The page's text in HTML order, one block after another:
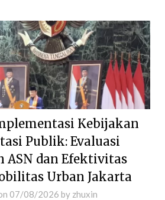
Kebijakan
Publik: Evaluasi
ASN dan Efektivitas
Urban Jakarta
07/08/2026 by zhuxin